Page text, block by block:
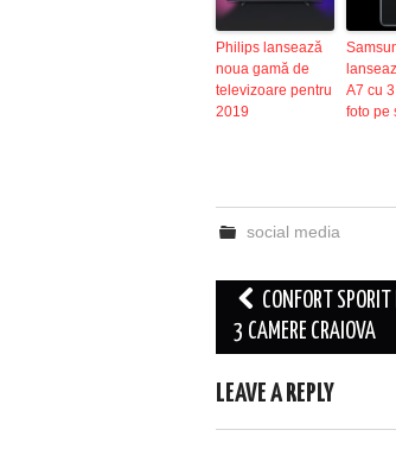
Philips lansează
noua gamă de
televizoare pentru
2019
A7 cu
foto pe
social media
Post
navigation
CONFORT
3 CAMERE CRAIOVA
LEAVE A REPLY